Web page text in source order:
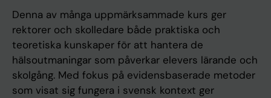
Denna av många uppmärksammade kurs ger
rektorer och skolledare både praktiska och
teoretiska kunskaper för att hantera de
hälsoutmaningar som påverkar elevers lärande och
skolgång. Med fokus på evidensbaserade metoder
som visat sig fungera i svensk kontext ger